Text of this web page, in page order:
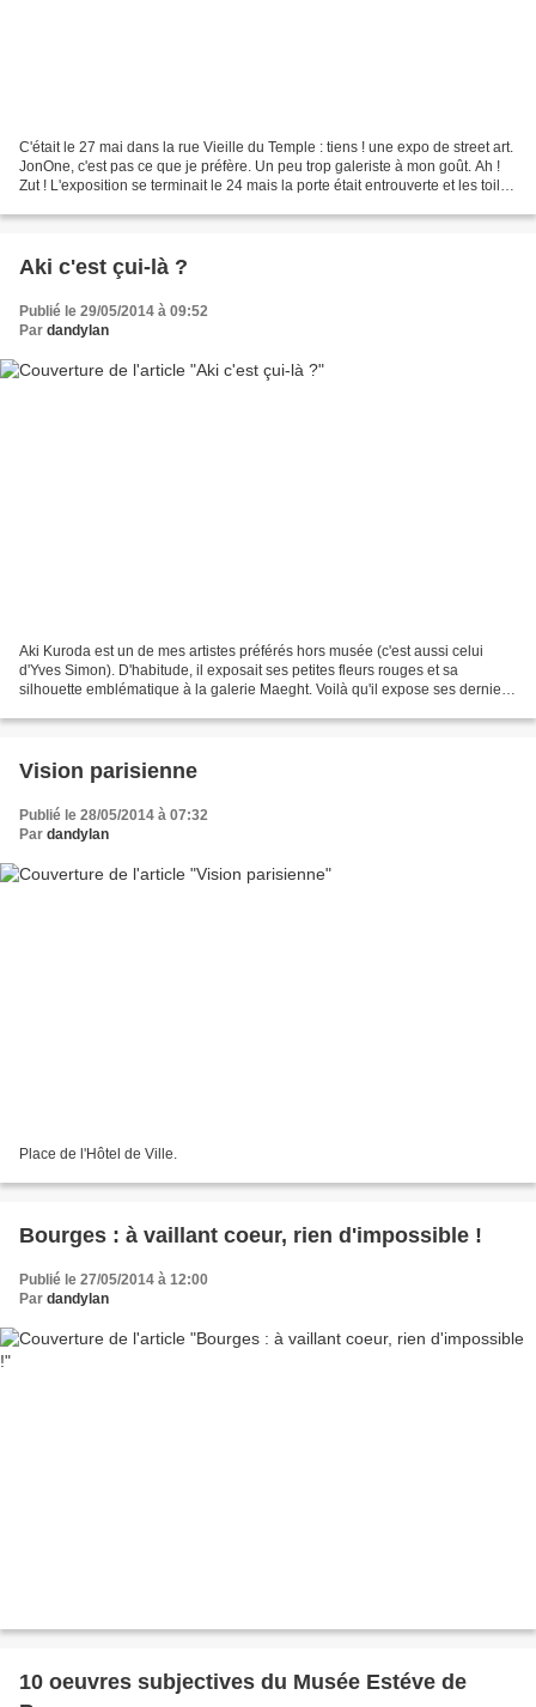
C'était le 27 mai dans la rue Vieille du Temple : tiens ! une expo de street art.
JonOne, c'est pas ce que je préfère. Un peu trop galeriste à mon goût. Ah !
Zut ! L'exposition se terminait le 24 mais la porte était entrouverte et les toiles
Aki c'est çui-là ?
Publié le 29/05/2014 à 09:52
Par dandylan
Aki Kuroda est un de mes artistes préférés hors musée (c'est aussi celui
d'Yves Simon). D'habitude, il exposait ses petites fleurs rouges et sa
silhouette emblématique à la galerie Maeght. Voilà qu'il expose ses derniers
Vision parisienne
Publié le 28/05/2014 à 07:32
Par dandylan
Place de l'Hôtel de Ville.
Bourges : à vaillant coeur, rien d'impossible !
Publié le 27/05/2014 à 12:00
Par dandylan
10 oeuvres subjectives du Musée Estéve de